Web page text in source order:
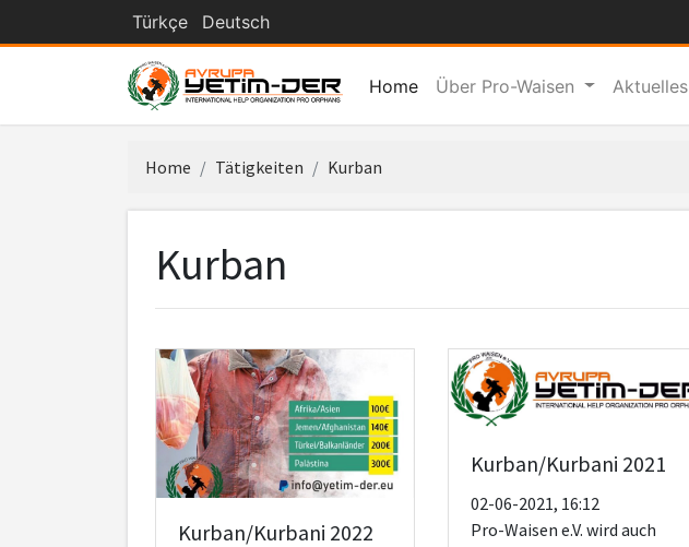
Türkçe Deutsch
Home(current)
Über Pro-Waisen Aktuelles
Home Tätigkeiten Kurban
Kurban
Kurban/Kurbani 2022
Kurban/Kurbani 2021
02-06-2021, 16:12
Pro-Waisen e.V. wird auch